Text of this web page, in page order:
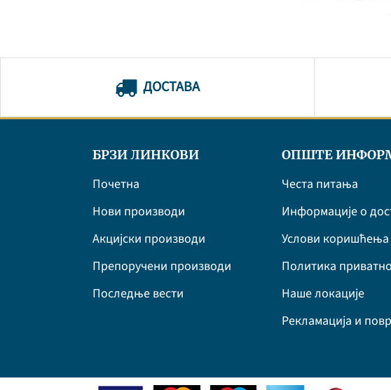
ДОСТАВА
БРЗИ ЛИНКОВИ
Почетна
Нови производи
Акцијски производи
Препоручени производи
Последње вести
ОПШТЕ
Честа питања
Информације о
Услови коришћења
Политика
Наше локације
Рекламација и